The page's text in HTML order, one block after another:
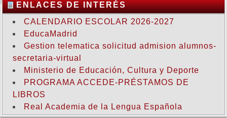
ENLACES DE INTERÉS
CALENDARIO ESCOLAR 2026-2027
EducaMadrid
Gestion telematica solicitud admision alumnos-
secretaria-virtual
Ministerio de Educación, Cultura y Deporte
PROGRAMA ACCEDE-PRÉSTAMOS DE
LIBROS
Real Academia de la Lengua Española